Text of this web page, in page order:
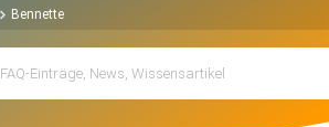
Bennette